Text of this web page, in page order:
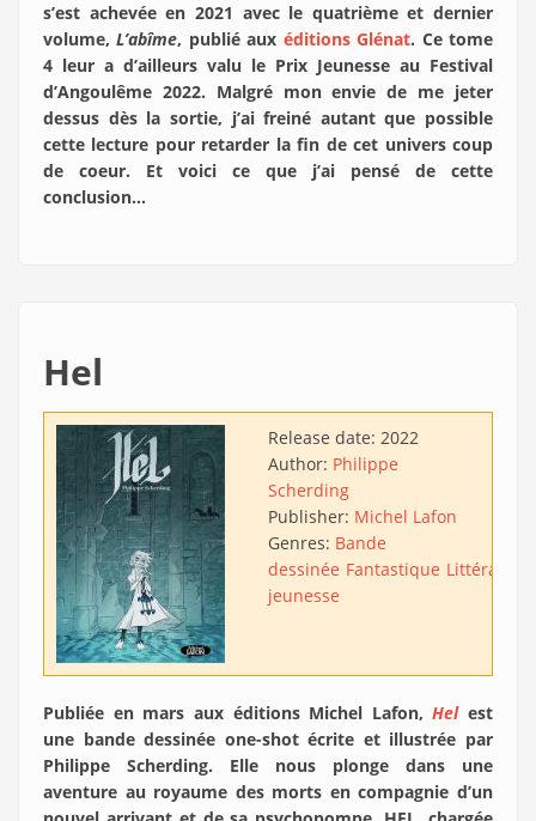
s’est achevée en 2021 avec le quatrième et dernier
volume,L’abîme, publié aux éditions Glénat. Ce tome
4 leur a d’ailleurs valu le Prix Jeunesse au Festival
d’Angoulême 2022. Malgré mon envie de me jeter
dessus dès la sortie, j’ai freiné autant que possible
cette lecture pour retarder la fin de cet univers coup
de coeur. Et voici ce que j’ai pensé de cette
conclusion…
Hel
Release date: 2022
Author: Philippe
Scherding
Publisher: Michel Lafon
Genres: Bande
dessinée Fantastique Littérature
jeunesse
Publiée en mars aux éditions Michel Lafon,Hel est
une bande dessinée one-shot écrite et illustrée par
Philippe Scherding. Elle nous plonge dans une
aventure au royaume des morts en compagnie d’un